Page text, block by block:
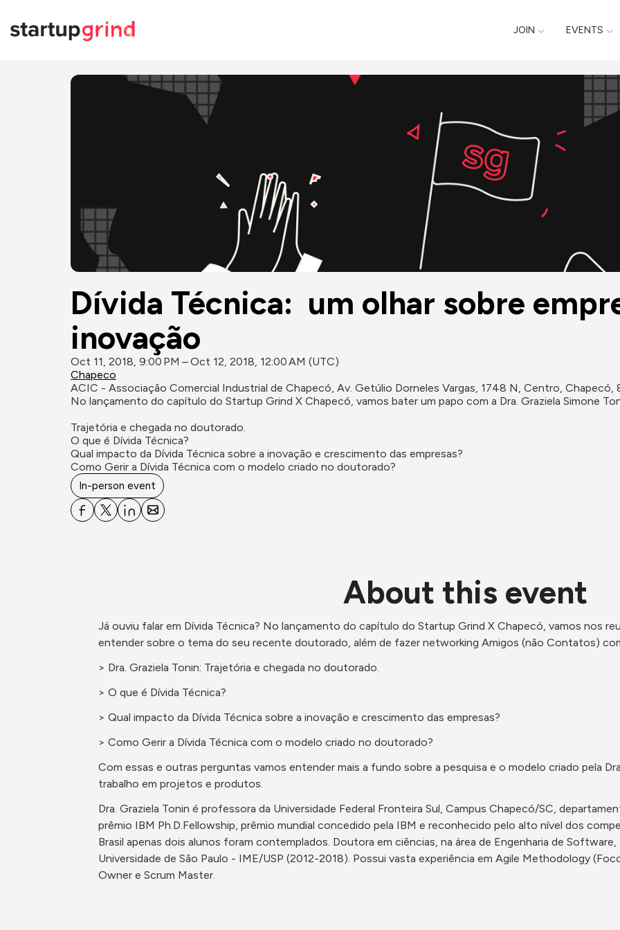
JOIN EVENTS
Dívida Técnica:  um olhar sobre
inovação
Oct 11, 2018, 9:00 PM – Oct 12, 2018, 12:00 AM (UTC)
Chapeco
ACIC - Associação Comercial Industrial de Chapecó, Av. Getúlio Dorneles Vargas, 1748 N, Centro,
No lançamento do capítulo do Startup Grind X Chapecó, vamos bater um papo com a Dra. Graziela Simone
Trajetória e chegada no doutorado.
O que é Dívida Técnica?
Qual impacto da Dívida Técnica sobre a inovação e crescimento das empresas?
Como Gerir a Dívida Técnica com o modelo criado no doutorado?
In-person event
About this event
Já ouviu falar em Dívida Técnica? No lançamento do capítulo do Startup Grind X Chapecó, vamos nos
entender sobre o tema do seu recente doutorado, além de fazer networking Amigos (não Contatos)
> Dra. Graziela Tonin: Trajetória e chegada no doutorado.
> O que é Dívida Técnica?
> Qual impacto da Dívida Técnica sobre a inovação e crescimento das empresas?
> Como Gerir a Dívida Técnica com o modelo criado no doutorado?
Com essas e outras perguntas vamos entender mais a fundo sobre a pesquisa e o modelo criado pela
trabalho em projetos e produtos.
Dra. Graziela Tonin é professora da Universidade Federal Fronteira Sul, Campus Chapecó/SC,
prêmio IBM Ph.D.Fellowship, prêmio mundial concedido pela IBM e reconhecido pelo alto nível dos
Brasil apenas dois alunos foram contemplados. Doutora em ciências, na área de Engenharia de
Universidade de São Paulo - IME/USP (2012-2018). Possui vasta experiência em Agile Methodology
Owner e Scrum Master.